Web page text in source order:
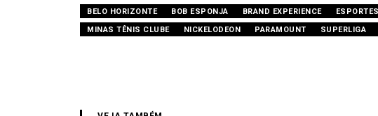
BELO HORIZONTE BOB ESPONJA BRAND EXPERIENCE ESPORTES
MINAS TÊNIS CLUBE
NICKELODEON PARAMOUNT SUPERLIGA